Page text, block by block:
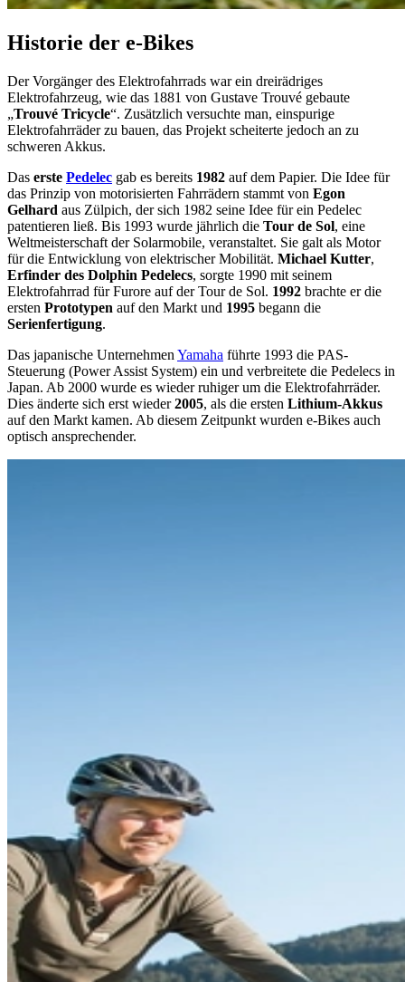
Historie der e-Bikes
Der Vorgänger des Elektrofahrrads war ein dreirädriges
Elektrofahrzeug, wie das 1881 von Gustave Trouvé gebaute
„Trouvé Tricycle“. Zusätzlich versuchte man, einspurige
Elektrofahrräder zu bauen, das Projekt scheiterte jedoch an zu
schweren Akkus.
Das erste Pedelec gab es bereits 1982 auf dem Papier. Die Idee für
das Prinzip von motorisierten Fahrrädern stammt von Egon
Gelhard aus Zülpich, der sich 1982 seine Idee für ein Pedelec
patentieren ließ. Bis 1993 wurde jährlich die Tour de Sol, eine
Weltmeisterschaft der Solarmobile, veranstaltet. Sie galt als Motor
für die Entwicklung von elektrischer Mobilität. Michael Kutter,
Erfinder des Dolphin Pedelecs, sorgte 1990 mit seinem
Elektrofahrrad für Furore auf der Tour de Sol. 1992 brachte er die
ersten Prototypen auf den Markt und 1995 begann die
Serienfertigung.
Das japanische Unternehmen Yamaha führte 1993 die PAS-
Steuerung (Power Assist System) ein und verbreitete die Pedelecs in
Japan. Ab 2000 wurde es wieder ruhiger um die Elektrofahrräder.
Dies änderte sich erst wieder2005, als die ersten Lithium-Akkus
auf den Markt kamen. Ab diesem Zeitpunkt wurden e-Bikes auch
optisch ansprechender.